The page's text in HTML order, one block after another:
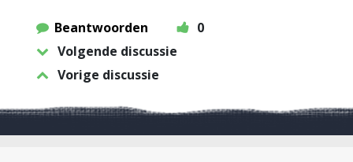
Beantwoorden
0
Volgende discussie
Vorige discussie